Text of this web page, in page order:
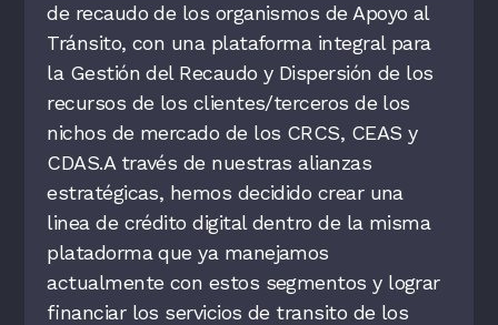
de recaudo de los organismos de Apoyo al
Tránsito, con una plataforma integral para
la Gestión del Recaudo y Dispersión de los
recursos de los clientes/terceros de los
nichos de mercado de los CRCS, CEAS y
CDAS.A través de nuestras alianzas
estratégicas, hemos decidido crear una
linea de crédito digital dentro de la misma
platadorma que ya manejamos
actualmente con estos segmentos y lograr
financiar los servicios de transito de los